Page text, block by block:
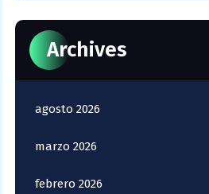
Archives
agosto 2026
marzo 2026
febrero 2026